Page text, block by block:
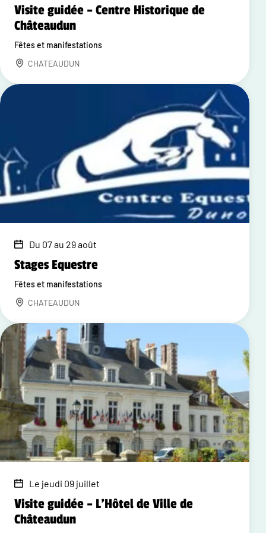
Visite guidée – Centre Historique de
Châteaudun
Fêtes et manifestations
CHATEAUDUN
Du 07 au 29 août
Stages Equestre
Fêtes et manifestations
CHATEAUDUN
Le jeudi 09 juillet
Visite guidée – L'Hôtel de Ville de
Châteaudun